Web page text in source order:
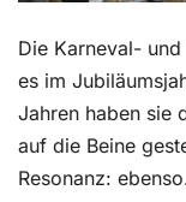
Die Karneval-
es im
Jahren haben sie
auf die Beine
Resonanz: